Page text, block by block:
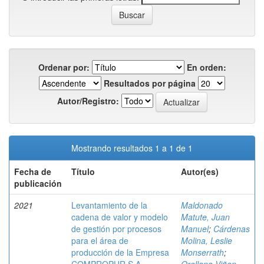
Ordenar por:
En orden:
Resultados por página
Autor/Registro:
Mostrando resultados 1 a 1 de 1
Fecha de
publicación
Título Autor(es)
2021
Levantamiento de la
cadena de valor y modelo
de gestión por procesos
para el área de
producción de la Empresa
Maldonado
Matute, Juan
Manuel; Cárdenas
Molina, Leslie
Monserrath;